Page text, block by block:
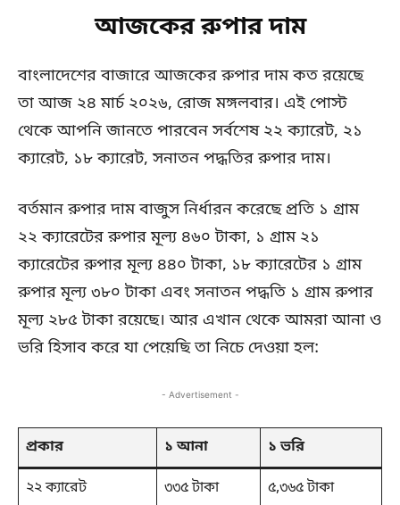
আজকের রুপার দাম
বাংলাদেশের বাজারে আজকের রুপার দাম কত রয়েছে
তা আজ ২৪ মার্চ ২০২৬, রোজ মঙ্গলবার। এই পোস্ট
থেকে আপনি জানতে পারবেন সর্বশেষ ২২ ক্যারেট, ২১
ক্যারেট, ১৮ ক্যারেট, সনাতন পদ্ধতির রুপার দাম।
বর্তমান রুপার দাম বাজুস নির্ধারন করেছে প্রতি ১ গ্রাম
২২ ক্যারেটের রুপার মূল্য ৪৬০ টাকা, ১ গ্রাম ২১
ক্যারেটের রুপার মূল্য ৪৪০ টাকা, ১৮ ক্যারেটের ১ গ্রাম
রুপার মূল্য ৩৮০ টাকা এবং সনাতন পদ্ধতি ১ গ্রাম রুপার
মূল্য ২৮৫ টাকা রয়েছে। আর এখান থেকে আমরা আনা ও
ভরি হিসাব করে যা পেয়েছি তা নিচে দেওয়া হল:
- Advertisement -
প্রকার ১ আনা ১ ভরি
২২ ক্যারেট ৩৩৫ টাকা
৫,৩৬৫ টাকা